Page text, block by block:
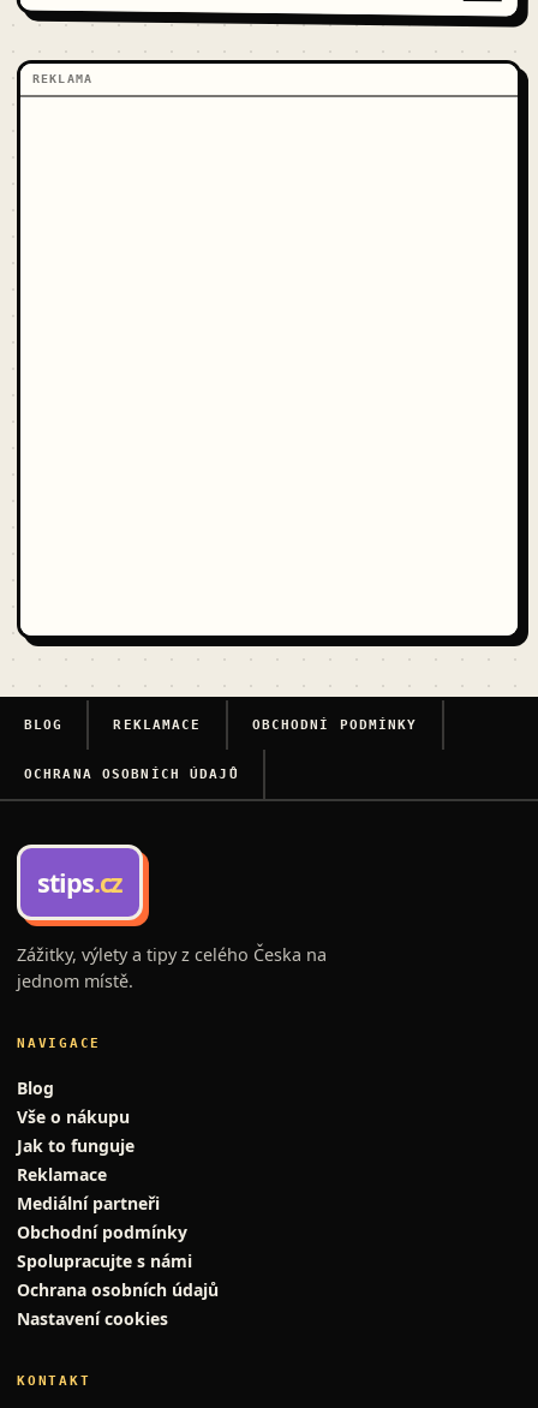
REKLAMA
BLOG REKLAMACE OBCHODNÍ PODMÍNKY
OCHRANA OSOBNÍCH ÚDAJŮ
stips.cz
Zážitky, výlety a tipy z celého Česka na
jednom místě.
NAVIGACE
Blog
Vše o nákupu
Jak to funguje
Reklamace
Mediální partneři
Obchodní podmínky
Spolupracujte s námi
Ochrana osobních údajů
Nastavení cookies
KONTAKT